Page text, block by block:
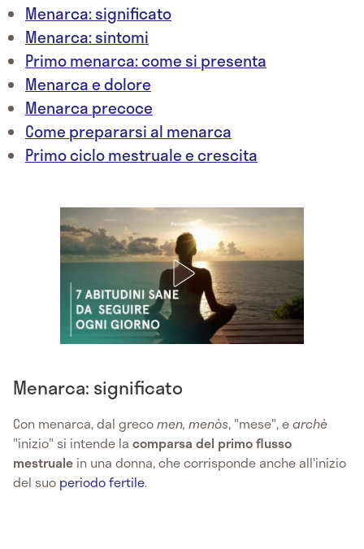
Menarca: significato
Menarca: sintomi
Primo menarca: come si presenta
Menarca e dolore
Menarca precoce
Come prepararsi al menarca
Primo ciclo mestruale e crescita
Menarca: significato
Con menarca, dal grecomen, menòs, "mese", earchè
"inizio" si intende la comparsa del primo flusso
mestruale in una donna, che corrisponde anche all'inizio
del suo periodo fertile.